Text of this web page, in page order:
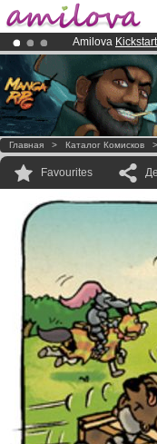
Amilova
Premium
Already 100000
Главная > Каталог Комисков
Favourites